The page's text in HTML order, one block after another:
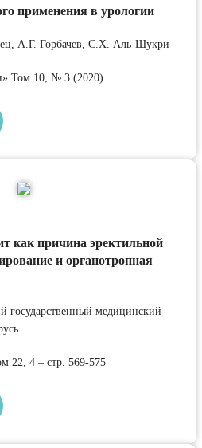
применения в урологии
А.Г. Горбачев, С.Х. Аль-Шукри
Том 10, № 3 (2020)
как причина эректильной
и органотропная
государственный медицинский
22, 4 – стр. 569-575